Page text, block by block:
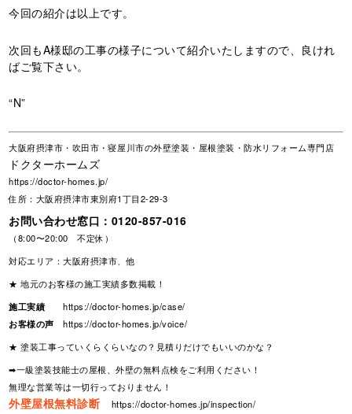
今回の紹介は以上です。
次回もA様邸の工事の様子について紹介いたしますので、良けれ
ばご覧下さい。
“N”
大阪府摂津市・吹田市・寝屋川市の外壁塗装・屋根塗装・防水リフォーム専門店
ドクターホームズ
https://doctor-homes.jp/
住所：大阪府摂津市東別府1丁目2-29-3
お問い合わせ窓口： 0120-857-016
（8:00〜20:00 不定休）
対応エリア：大阪府摂津市、他
★ 地元のお客様の施工実績多数掲載！
施工実績
https://doctor-homes.jp/case/
お客様の声
https://doctor-homes.jp/voice/
★ 塗装工事っていくらくらいなの？見積りだけでもいいのかな？
➡一級塗装技能士の屋根、外壁の無料点検をご利用ください！
無理な営業等は一切行っておりません！
外壁屋根無料診断
https://doctor-homes.jp/inspection/